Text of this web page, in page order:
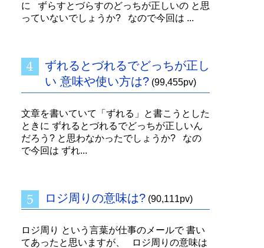
に ずらすとづらすのどっちが正しいの と思
っていないでしょうか? なので今回は ...
ずれるとづれるでどっちが正し
い 意味や使い方は? (99,455pv)
文章を書いていて「ずれる」と書こうとした
ときに ずれるとづれるでどっちが正しいん
だろう? と思わなかったでしょうか? なの
で今回は ずれ...
ロジ周りの意味は? (90,111pv)
ロジ周り という言葉が仕事のメールで 書い
てあったと思いますが、 ロジ周りの意味は